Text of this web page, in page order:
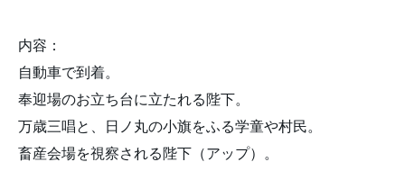
内容：
自動車で到着。
奉迎場のお立ち台に立たれる陛下。
万歳三唱と、日ノ丸の小旗をふる学童や村民。
畜産会場を視察される陛下（アップ）。